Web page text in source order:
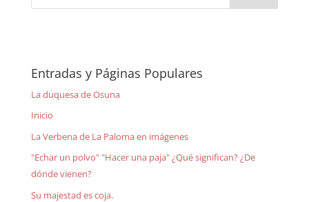
Entradas y Páginas Populares
La duquesa de Osuna
Inicio
La Verbena de La Paloma en imágenes
"Echar un polvo" "Hacer una paja" ¿Qué significan? ¿De
dónde vienen?
Su majestad es coja.